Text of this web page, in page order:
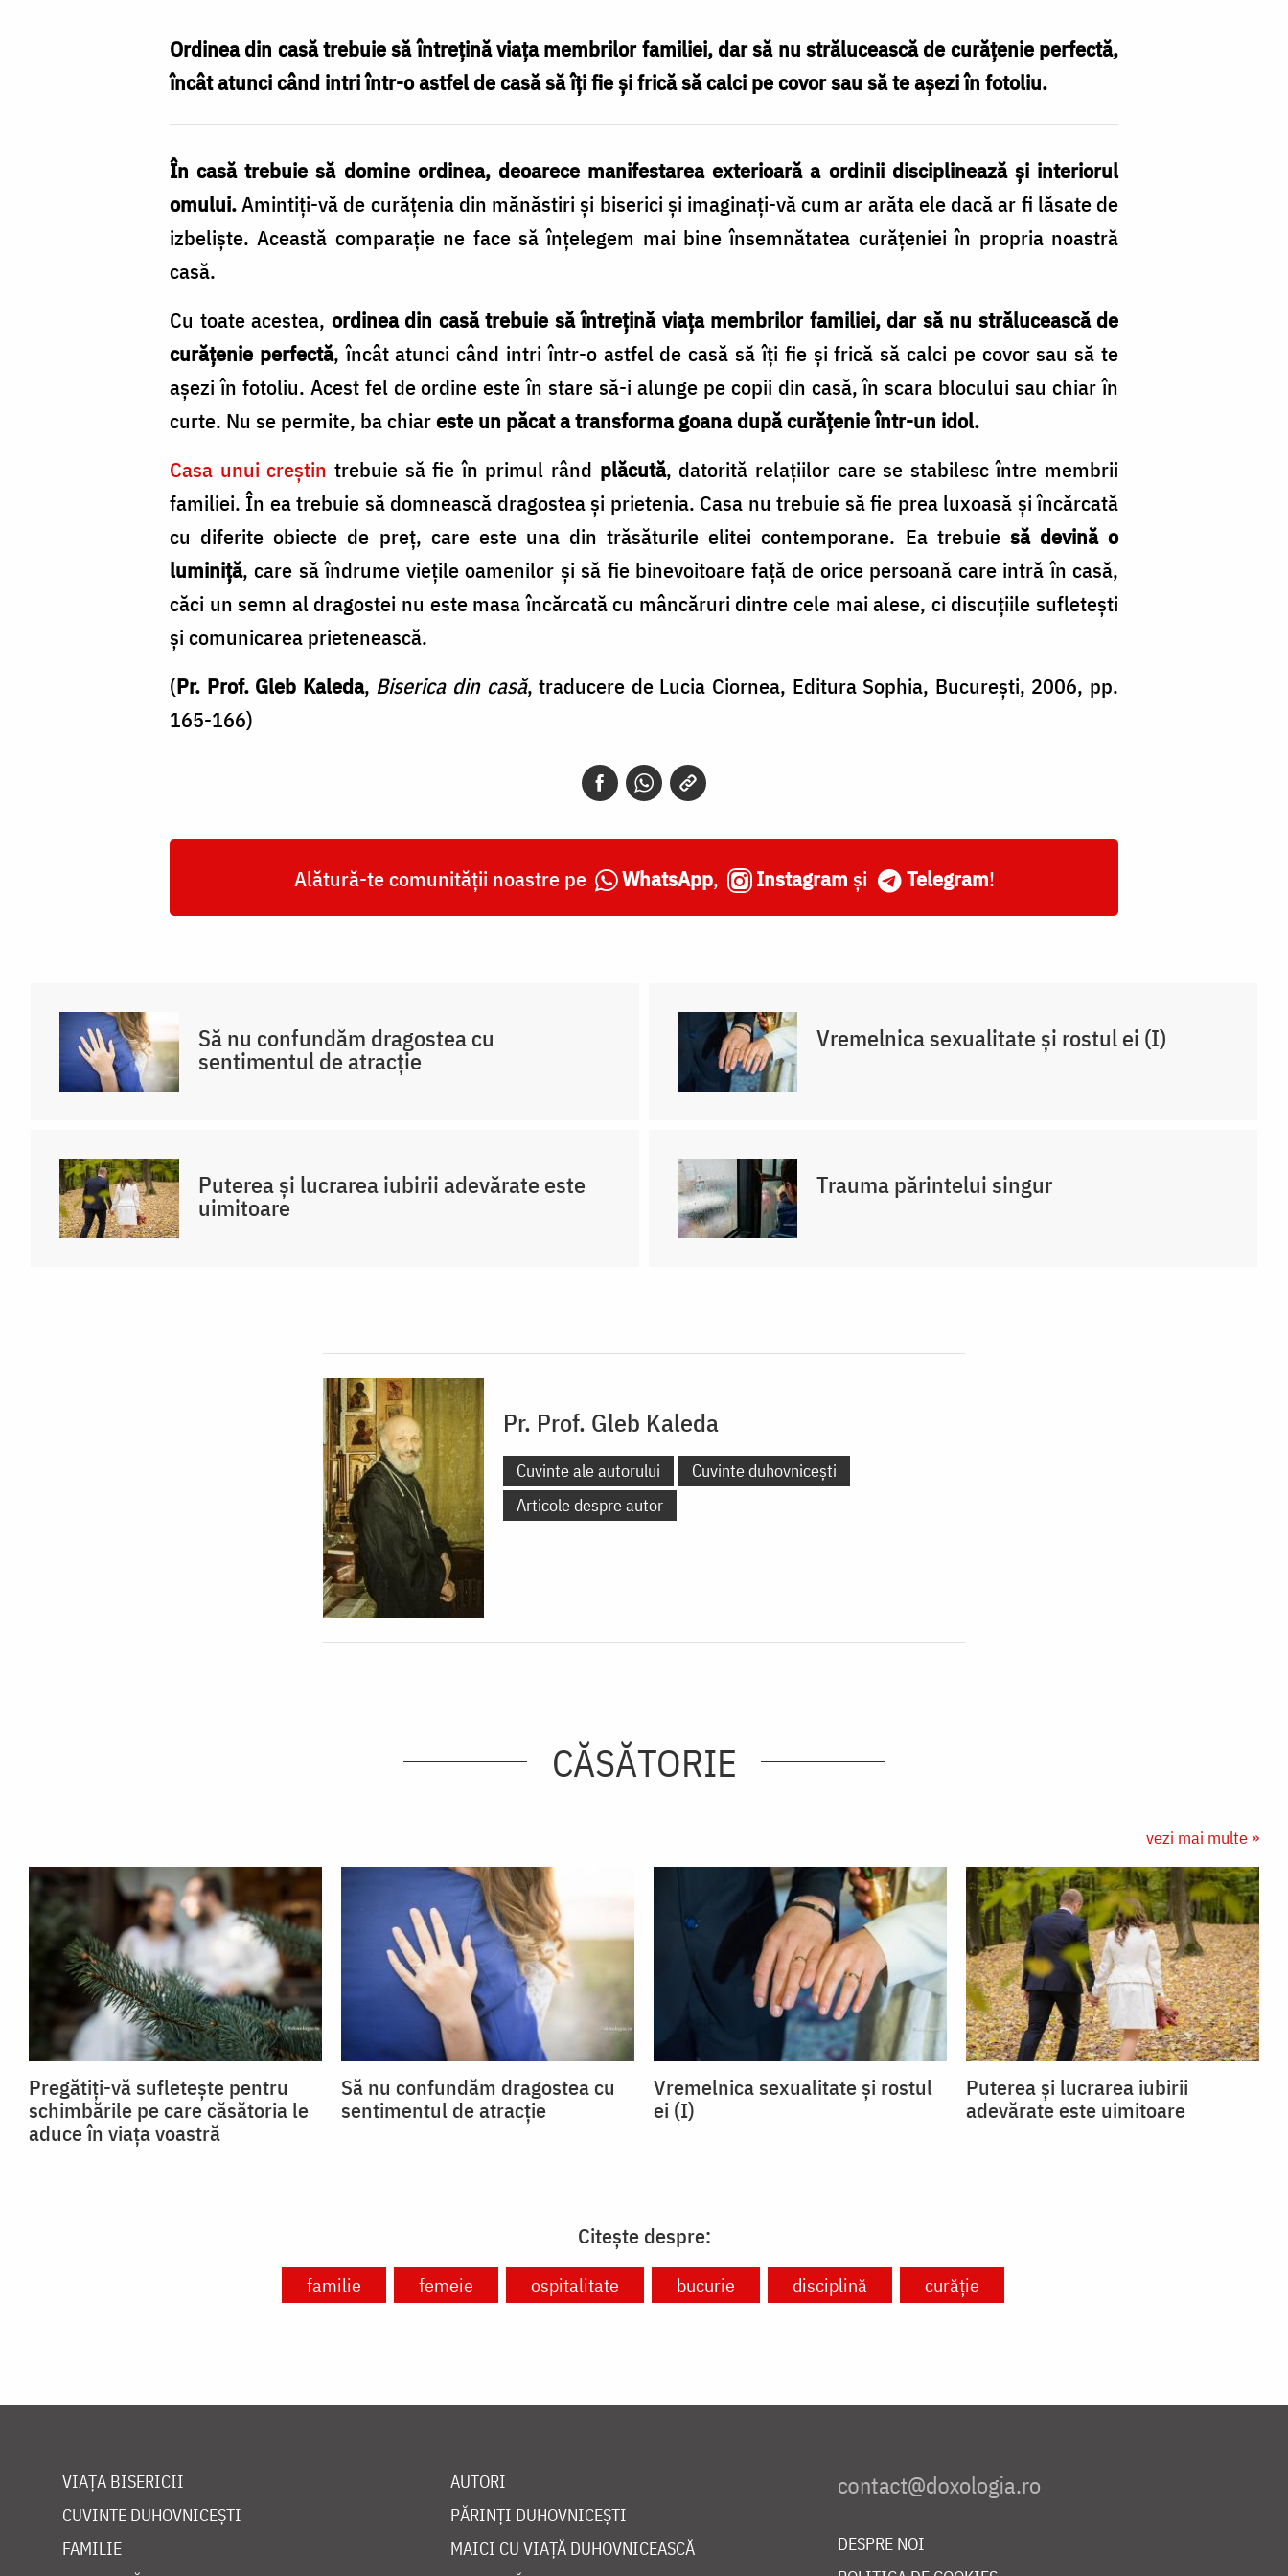
Ordinea din casă trebuie să întrețină viața membrilor familiei, dar să nu strălucească de curățenie perfectă,
încât atunci când intri într-o astfel de casă să îți fie și frică să calci pe covor sau să te așezi în fotoliu.
În casă trebuie să domine ordinea, deoarece manifestarea exterioară a ordinii disciplinează şi interiorul
omului. Amintiţi-vă de curăţenia din mănăstiri şi biserici şi imaginaţi-vă cum ar arăta ele dacă ar fi lăsate de
izbelişte. Această comparaţie ne face să înţelegem mai bine însemnătatea curăţeniei în propria noastră
casă.
Cu toate acestea, ordinea din casă trebuie să întreţină viaţa membrilor familiei, dar să nu strălucească de
curăţenie perfectă, încât atunci când intri într-o astfel de casă să îţi fie şi frică să calci pe covor sau să te
aşezi în fotoliu. Acest fel de ordine este în stare să-i alunge pe copii din casă, în scara blocului sau chiar în
curte. Nu se permite, ba chiareste un păcat a transforma goana după curăţenie într-un idol.
Casa unui creştin trebuie să fie în primul rând plăcută, datorită relaţiilor care se stabilesc între membrii
familiei. În ea trebuie să domnească dragostea şi prietenia. Casa nu trebuie să fie prea luxoasă şi încărcată
cu diferite obiecte de preţ, care este una din trăsăturile elitei contemporane. Ea trebuie să devină o
luminiţă, care să îndrume vieţile oamenilor şi să fie binevoitoare faţă de orice persoană care intră în casă,
căci un semn al dragostei nu este masa încărcată cu mâncăruri dintre cele mai alese, ci discuţiile sufleteşti
şi comunicarea prietenească.
(Pr. Prof. Gleb Kaleda, Biserica din casă, traducere de Lucia Ciornea, Editura Sophia, București, 2006, pp.
165-166)
Alătură-te comunității noastre pe WhatsApp, Instagram și Telegram!
Să nu confundăm dragostea cu
sentimentul de atracție
Vremelnica sexualitate și rostul ei (I)
Puterea și lucrarea iubirii adevărate este
uimitoare
Trauma părintelui singur
Pr. Prof. Gleb Kaleda
Cuvinte ale autorului
Cuvinte duhovnicești
Articole despre autor
CĂSĂTORIE
vezi mai multe »
Pregătiți-vă sufletește pentru
schimbările pe care căsătoria le
aduce în viața voastră
Să nu confundăm dragostea cu
sentimentul de atracție
Vremelnica sexualitate și rostul
ei (I)
Puterea și lucrarea iubirii
adevărate este uimitoare
Citește despre:
familie femeie ospitalitate bucurie disciplină curăție
VIAȚA BISERICII
CUVINTE DUHOVNICEȘTI
FAMILIE
AUTORI
PĂRINȚI DUHOVNICEȘTI
MAICI CU VIAȚĂ DUHOVNICEASCĂ
DESPRE NOI